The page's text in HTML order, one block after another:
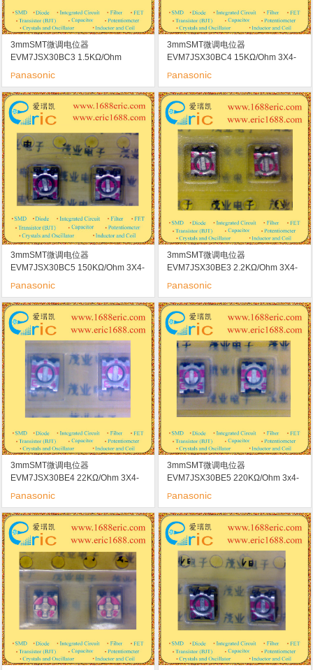
3mmSMT微调电位器
EVM7JSX30BC3 1.5KΩ/Ohm
marking/标记c3
Panasonic
3mmSMT微调电位器
EVM7JSX30BC4 15KΩ/Ohm 3X4-
15K marking/标记 c4
Panasonic
3mmSMT微调电位器
EVM7JSX30BC5 150KΩ/Ohm 3X4-
150K marking/标记 c5
Panasonic
3mmSMT微调电位器
EVM7JSX30BE3 2.2KΩ/Ohm 3X4-
2.2K marking/标记 E3
Panasonic
3mmSMT微调电位器
EVM7JSX30BE4 22KΩ/Ohm 3X4-
22K marking/标记 E4
Panasonic
3mmSMT微调电位器
EVM7JSX30BE5 220KΩ/Ohm 3x4-
220K marking/标记 E5
Panasonic